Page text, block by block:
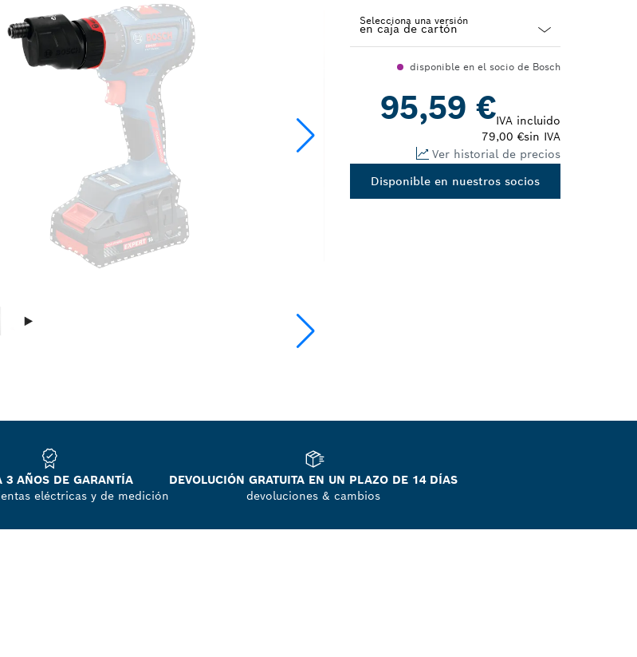
Selecciona una versión
disponible en el socio de Bosch
95,59 €IVA incluido
79,00 €sin IVA
Ver historial de precios
Disponible en nuestros socios
3 AÑOS DE GARANTÍA
eléctricas y de medición
DEVOLUCIÓN GRATUITA EN UN PLAZO DE 14 DÍAS
devoluciones & cambios